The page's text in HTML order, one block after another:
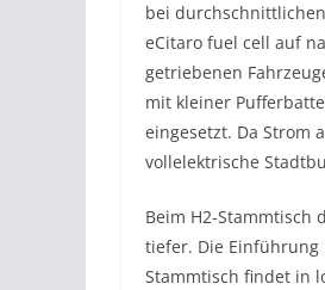
bei
eCitaro fuel cell auf
getriebenen
mit kleiner
eingesetzt. Da Strom
vollelektrische
Beim H2-Stammtisch
tiefer. Die Einführung
Stammtisch findet in